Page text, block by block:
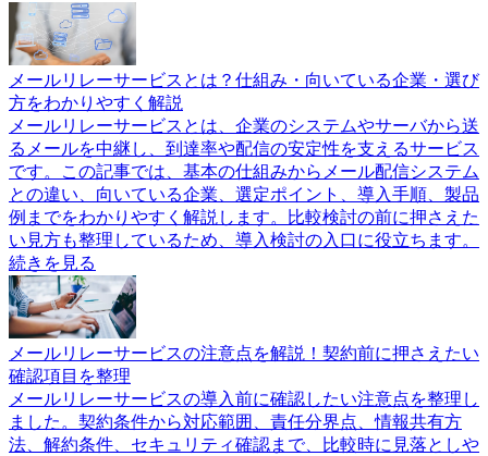
メールリレーサービスとは？仕組み・向いている企業・選び
方をわかりやすく解説
メールリレーサービスとは、企業のシステムやサーバから送
るメールを中継し、到達率や配信の安定性を支えるサービス
です。この記事では、基本の仕組みからメール配信システム
との違い、向いている企業、選定ポイント、導入手順、製品
例までをわかりやすく解説します。比較検討の前に押さえた
い見方も整理しているため、導入検討の入口に役立ちます。
続きを見る
メールリレーサービスの注意点を解説！契約前に押さえたい
確認項目を整理
メールリレーサービスの導入前に確認したい注意点を整理し
ました。契約条件から対応範囲、責任分界点、情報共有方
法、解約条件、セキュリティ確認まで、比較時に見落としや